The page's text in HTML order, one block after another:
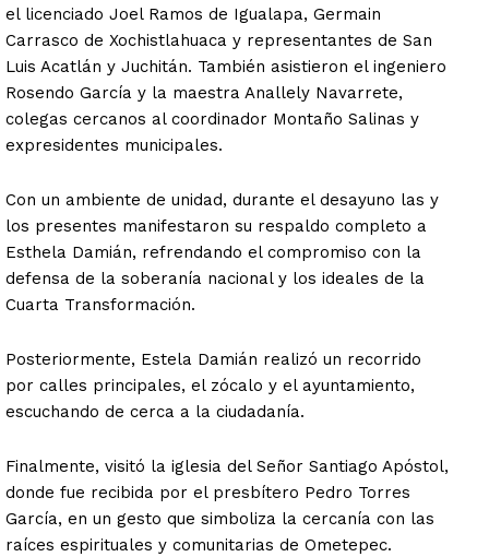
el licenciado Joel Ramos de Igualapa, Germain
Carrasco de Xochistlahuaca y representantes de San
Luis Acatlán y Juchitán. También asistieron el ingeniero
Rosendo García y la maestra Anallely Navarrete,
colegas cercanos al coordinador Montaño Salinas y
expresidentes municipales.
Con un ambiente de unidad, durante el desayuno las y
los presentes manifestaron su respaldo completo a
Esthela Damián, refrendando el compromiso con la
defensa de la soberanía nacional y los ideales de la
Cuarta Transformación.
Posteriormente, Estela Damián realizó un recorrido
por calles principales, el zócalo y el ayuntamiento,
escuchando de cerca a la ciudadanía.
Finalmente, visitó la iglesia del Señor Santiago Apóstol,
donde fue recibida por el presbítero Pedro Torres
García, en un gesto que simboliza la cercanía con las
raíces espirituales y comunitarias de Ometepec.